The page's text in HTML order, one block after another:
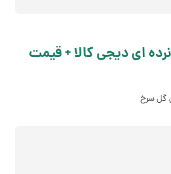
ای دیجی کالا + قیمت
گل سرخ